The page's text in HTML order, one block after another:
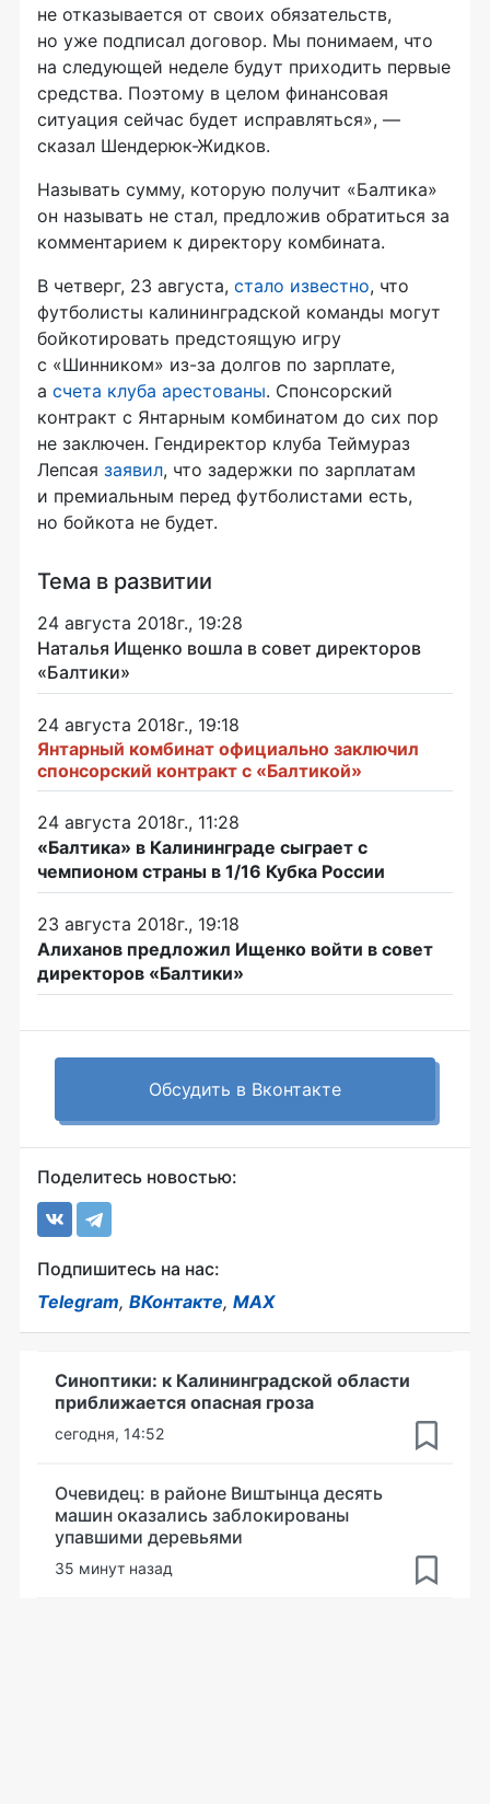
не отказывается от своих обязательств,
но уже подписал договор. Мы понимаем, что
на следующей неделе будут приходить первые
средства. Поэтому в целом финансовая
ситуация сейчас будет исправляться», —
сказал Шендерюк-Жидков.
Называть сумму, которую получит «Балтика»
он называть не стал, предложив обратиться за
комментарием к директору комбината.
В четверг, 23 августа, стало известно, что
футболисты калининградской команды могут
бойкотировать предстоящую игру
с «Шинником» из-за долгов по зарплате,
а счета клуба арестованы. Спонсорский
контракт с Янтарным комбинатом до сих пор
не заключен. Гендиректор клуба Теймураз
Лепсая заявил, что задержки по зарплатам
и премиальным перед футболистами есть,
но бойкота не будет.
Тема в развитии
24 августа 2018г., 19:28
Наталья Ищенко вошла в совет директоров
«Балтики»
24 августа 2018г., 19:18
Янтарный комбинат официально заключил
спонсорский контракт с «Балтикой»
24 августа 2018г., 11:28
«Балтика» в Калининграде сыграет с
чемпионом страны в 1/16 Кубка России
23 августа 2018г., 19:18
Алиханов предложил Ищенко войти в совет
директоров «Балтики»
Обсудить в Вконтакте
Поделитесь новостью:
Подпишитесь на нас:
Telegram, ВКонтакте, MAX
Синоптики: к Калининградской области
приближается опасная гроза
сегодня, 14:52
Очевидец: в районе Виштынца десять
машин оказались заблокированы
упавшими деревьями
35 минут назад